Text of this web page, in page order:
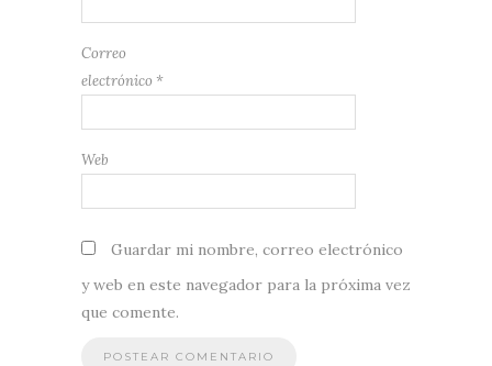
Correo
electrónico *
Web
Guardar mi nombre, correo electrónico
y web en este navegador para la próxima vez
que comente.